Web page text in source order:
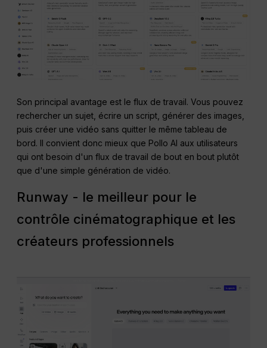
Son principal avantage est le flux de travail. Vous pouvez
rechercher un sujet, écrire un script, générer des images,
puis créer une vidéo sans quitter le même tableau de
bord. Il convient donc mieux que Pollo AI aux utilisateurs
qui ont besoin d'un flux de travail de bout en bout plutôt
que d'une simple génération de vidéo.
Runway - le meilleur pour le
contrôle cinématographique et les
créateurs professionnels